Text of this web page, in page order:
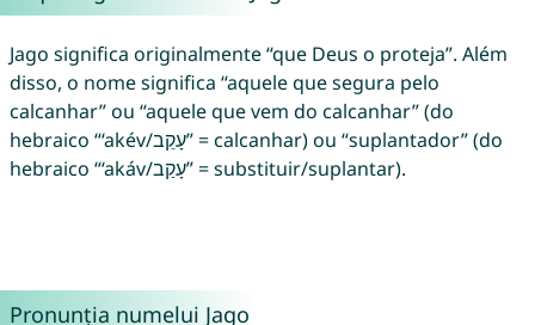
Jago significa originalmente “que Deus o proteja”. Além
disso, o nome significa “aquele que segura pelo
calcanhar” ou “aquele que vem do calcanhar” (do
hebraico “‘akév/עָקֵב” = calcanhar) ou “suplantador” (do
hebraico “‘akáv/עָקַב” = substituir/suplantar).
Pronunția numelui Jago